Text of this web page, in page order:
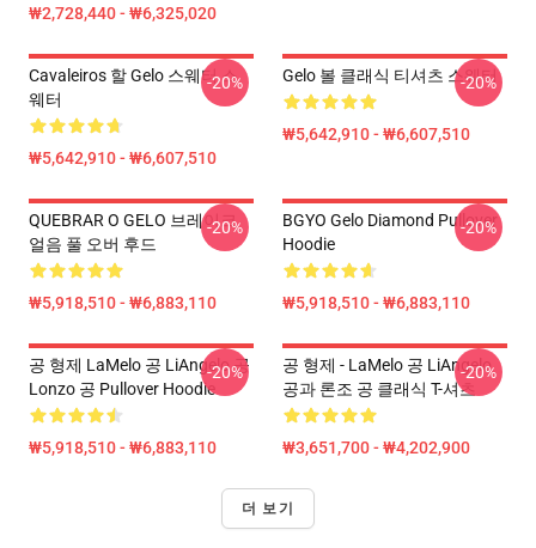
₩2,728,440 - ₩6,325,020
Cavaleiros 할 Gelo 스웨터 스
웨터
₩5,642,910 - ₩6,607,510
-20% Gelo 볼 클래식 티셔츠 스웨터
₩5,642,910 - ₩6,607,510
-20%
QUEBRAR O GELO 브레이크
얼음 풀 오버 후드
₩5,918,510 - ₩6,883,110
-20%
BGYO Gelo Diamond Pullover
Hoodie
₩5,918,510 - ₩6,883,110
-20%
공 형제 LaMelo 공 LiAngelo 공
Lonzo 공 Pullover Hoodie
₩5,918,510 - ₩6,883,110
-20%
공 형제 - LaMelo 공 LiAngelo
공과 론조 공 클래식 T-셔츠
₩3,651,700 - ₩4,202,900
-20%
더 보기